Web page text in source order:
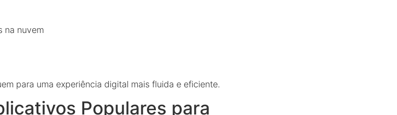
na nuvem
para uma experiência digital mais fluida e eficiente.
Populares para